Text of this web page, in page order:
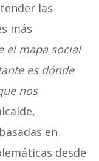
las
más
el mapa social
es dónde
nos
en
desde